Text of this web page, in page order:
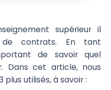
supérieur il
de contrats. En tant
de savoir quel
Dans cet article, nous
utilisés, à savoir :